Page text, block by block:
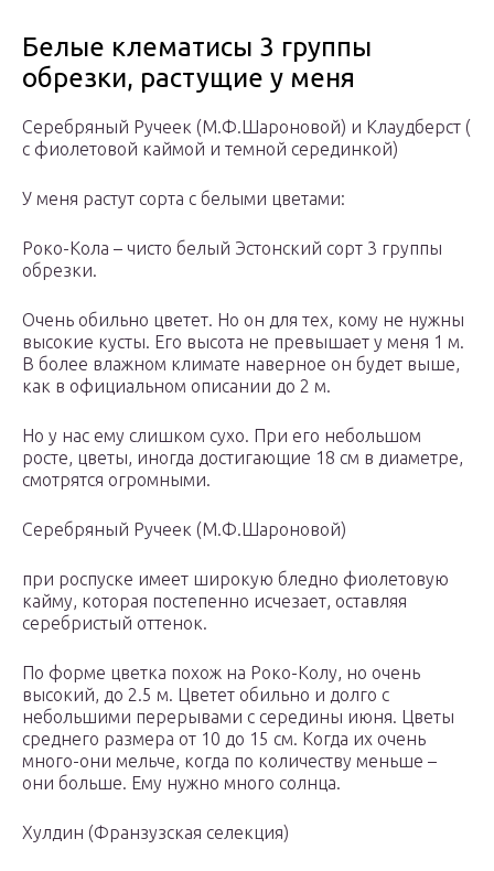
Белые клематисы 3 группы
обрезки, растущие у меня
Серебряный Ручеек (М.Ф.Шароновой) и Клаудберст (
с фиолетовой каймой и темной серединкой)
У меня растут сорта с белыми цветами:
Роко-Кола – чисто белый Эстонский сорт 3 группы
обрезки.
Очень обильно цветет. Но он для тех, кому не нужны
высокие кусты. Его высота не превышает у меня 1 м.
В более влажном климате наверное он будет выше,
как в официальном описании до 2 м.
Но у нас ему слишком сухо. При его небольшом
росте, цветы, иногда достигающие 18 см в диаметре,
смотрятся огромными.
Серебряный Ручеек (М.Ф.Шароновой)
при роспуске имеет широкую бледно фиолетовую
кайму, которая постепенно исчезает, оставляя
серебристый оттенок.
По форме цветка похож на Роко-Колу, но очень
высокий, до 2.5 м. Цветет обильно и долго с
небольшими перерывами с середины июня. Цветы
среднего размера от 10 до 15 см. Когда их очень
много-они мельче, когда по количеству меньше –
они больше. Ему нужно много солнца.
Хулдин (Франзузская селекция)